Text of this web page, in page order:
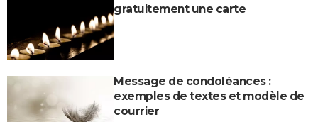
gratuitement une carte
Message de condoléances :
exemples de textes et modèle de
courrier